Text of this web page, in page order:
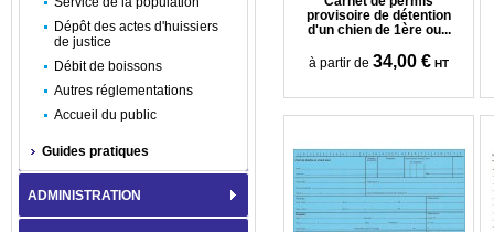
provisoire de détention
d'un chien de 1ère ou...
à partir de 34,00 € HT
Dépôt des actes d'huissiers
de justice
Débit de boissons
Autres réglementations
Accueil du public
Guides pratiques
ADMINISTRATION